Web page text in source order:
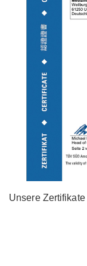
Unsere Zertifikate